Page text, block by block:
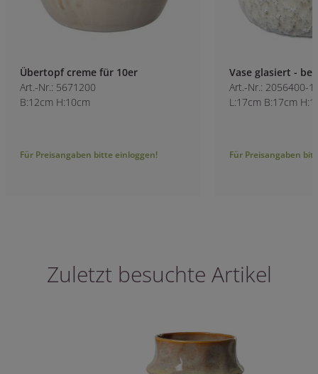
Übertopf creme für 10er
Art.-Nr.: 5671200
B:12cm H:10cm
Für Preisangaben bitte einloggen!
Vase glasiert -
Art.-Nr.: 2056400-
L:17cm B:17cm
Für Preisangaben
Zuletzt besuchte Artikel